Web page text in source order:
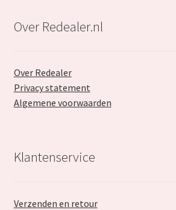
Over Redealer.nl
Over Redealer
Privacy statement
Algemene voorwaarden
Klantenservice
Verzenden en retour